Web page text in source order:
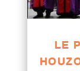
LE